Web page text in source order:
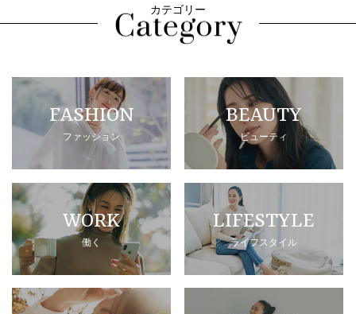
カテゴリー
FASHION
ファッション
BEAUTY
ビューティ
WORK
働く
LIFESTYLE
ライフスタイル